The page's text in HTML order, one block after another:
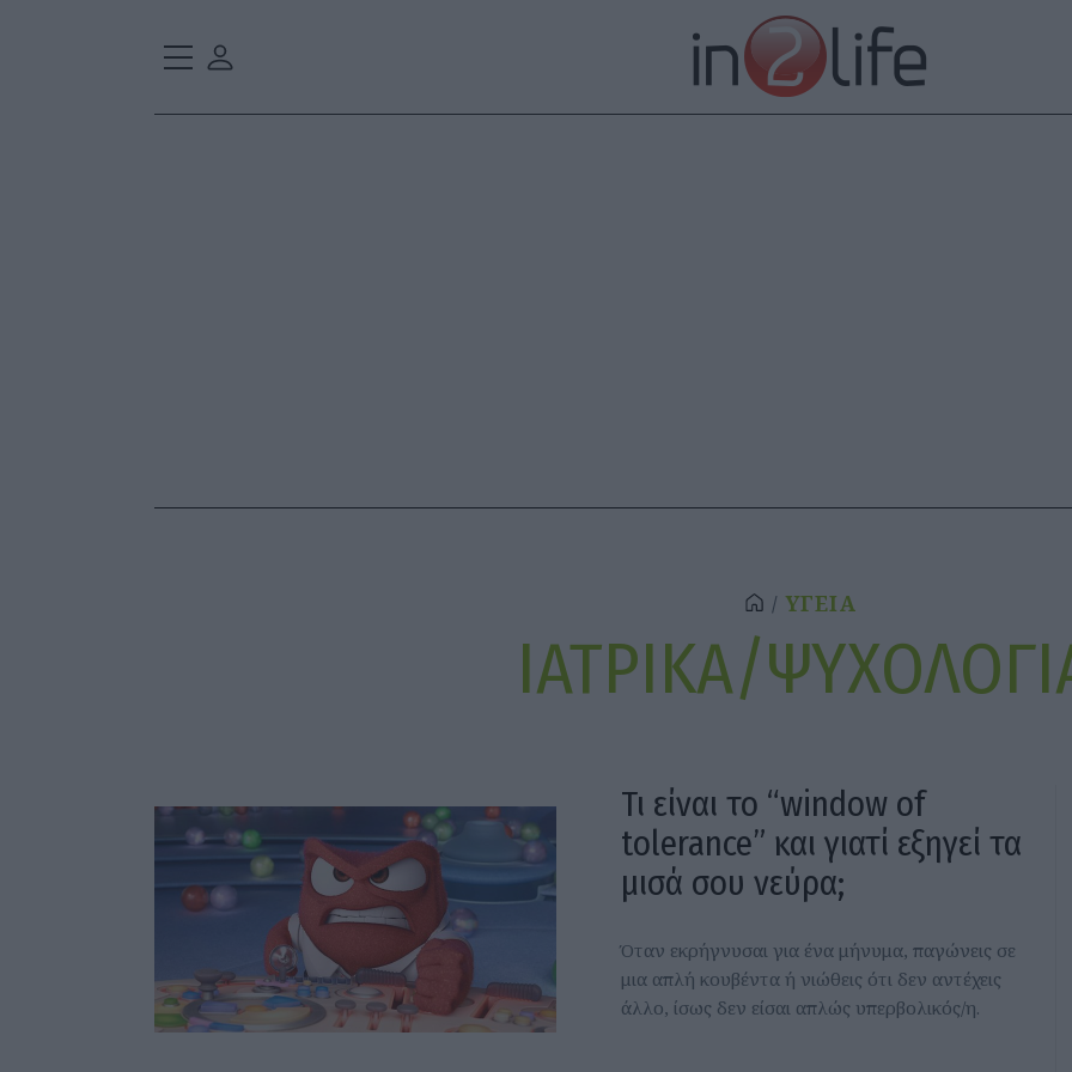
ΥΓΕΙΑ
ΙΑΤΡΙΚΑ/
Τι είναι το “window of
tolerance” και γιατί εξηγεί τα
μισά σου νεύρα;
Όταν εκρήγνυσαι για ένα μήνυμα, παγώνεις σε
μια απλή κουβέντα ή νιώθεις ότι δεν αντέχεις
άλλο, ίσως δεν είσαι απλώς υπερβολικός/η.